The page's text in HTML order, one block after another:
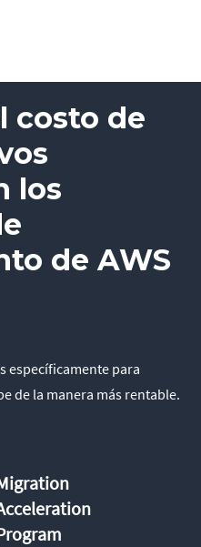
costo de
los
de AWS
específicamente para
de la manera más rentable.